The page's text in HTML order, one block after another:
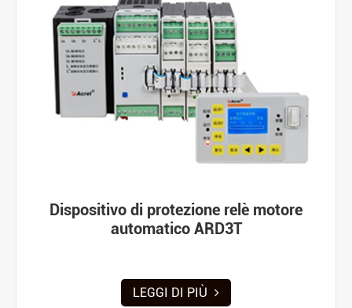
Dispositivo di protezione relè motore
automatico ARD3T
LEGGI DI PIÙ